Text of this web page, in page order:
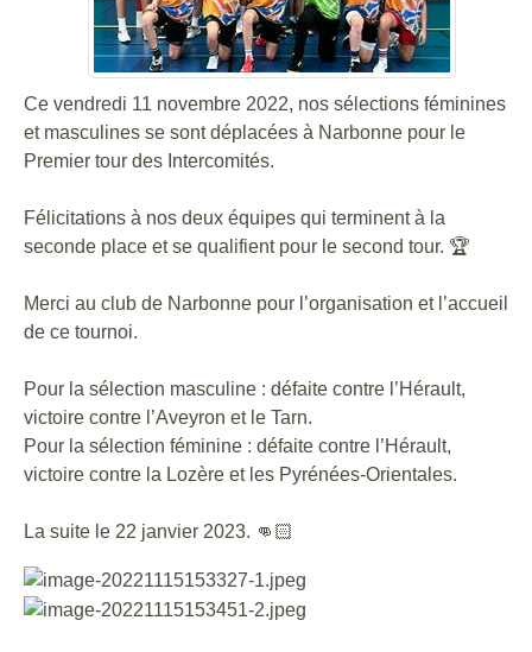
Ce vendredi 11 novembre 2022, nos sélections féminines
et masculines se sont déplacées à Narbonne pour le
Premier tour des Intercomités.
Félicitations à nos deux équipes qui terminent à la
seconde place et se qualifient pour le second tour. 🏆
Merci au club de Narbonne pour l’organisation et l’accueil
de ce tournoi.
Pour la sélection masculine : défaite contre l’Hérault,
victoire contre l’Aveyron et le Tarn.
Pour la sélection féminine : défaite contre l’Hérault,
victoire contre la Lozère et les Pyrénées-Orientales.
La suite le 22 janvier 2023. 👊🏻